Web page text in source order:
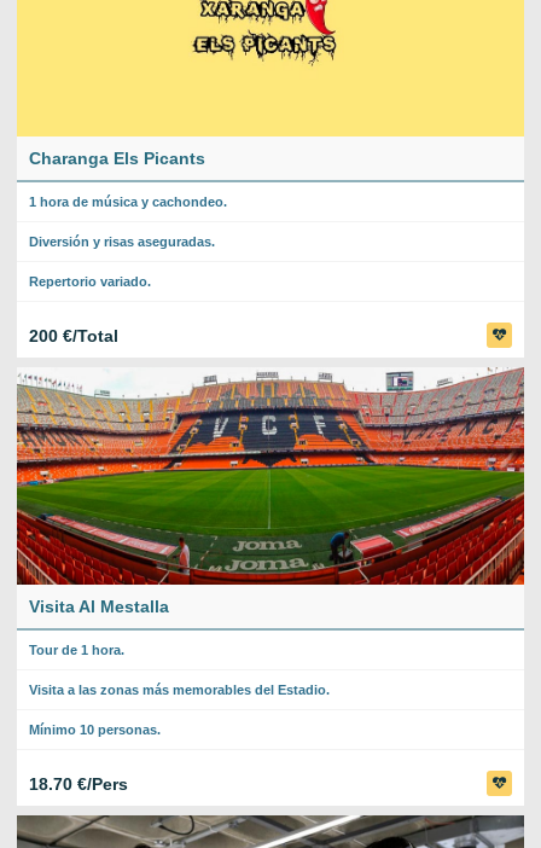
Charanga Els Picants
1 hora de música y cachondeo.
Diversión y risas aseguradas.
Repertorio variado.
200 €/Total
Visita Al Mestalla
Tour de 1 hora.
Visita a las zonas más memorables del Estadio.
Mínimo 10 personas.
18.70 €/Pers